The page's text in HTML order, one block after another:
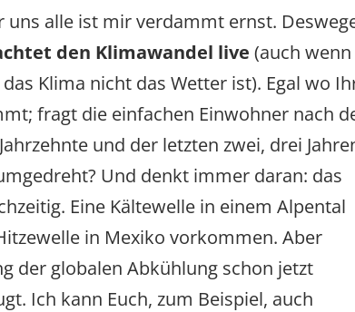
alle ist mir verdammt ernst.
den Klimawandel live (auch wenn
Klima nicht das Wetter ist). Egal wo
fragt die einfachen Einwohner nach
und der letzten zwei, drei
Und denkt immer daran: das
Eine Kältewelle in einem Alpental
in Mexiko vorkommen. Aber
der globalen Abkühlung schon jetzt
Ich kann Euch, zum Beispiel, auch